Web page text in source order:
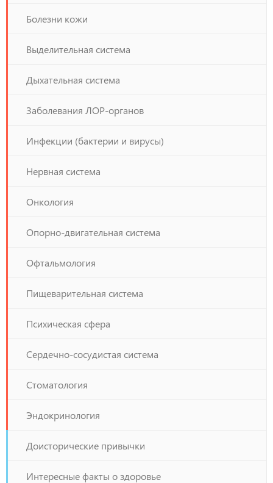
Болезни кожи
Выделительная система
Дыхательная система
Заболевания ЛОР-органов
Инфекции (бактерии и вирусы)
Нервная система
Онкология
Опорно-двигательная система
Офтальмология
Пищеварительная система
Психическая сфера
Сердечно-сосудистая система
Стоматология
Эндокринология
Доисторические привычки
Интересные факты о здоровье